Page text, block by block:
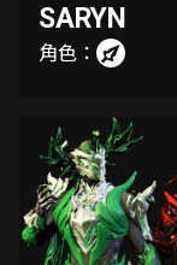
SARYN
角色：